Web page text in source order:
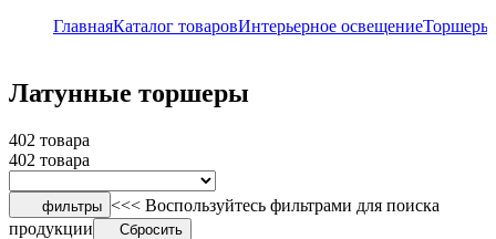
ГлавнаяКаталог товаровИнтерьерное освещениеТоршеры
Латунные торшеры
402 товара
402 товара
фильтры <<< Воспользуйтесь фильтрами для поиска
продукции
Сбросить